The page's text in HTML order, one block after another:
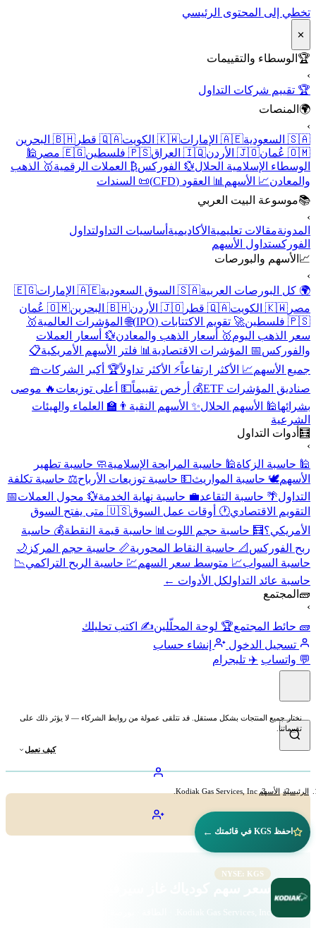
تخطي إلى المحتوى الرئيسي
✕
🏆الوسطاء والتقييمات
🏆 تقييم شركات التداول
🌍المنصات
🇸🇦 السعودية
🇦🇪 الإمارات 🇰🇼 الكويت 🇶🇦 قطر
🇧🇭 البحرين
🇴🇲 عُمان
🇯🇴 الأردن 🇮🇶 العراق 🇵🇸 فلسطين 🇪🇬 مصر
🕌
الوسطاء الإسلامية الحلال 💱 الفوركس ₿ العملات الرقمية🥇 الذهب
والمعادن📈 الأسهم📊 العقود (CFD)
📜 السندات
📚موسوعة البيت العربي
المدونةمقالات تعليميةالأكاديميةأساسيات التداولتداول
الفوركستداول الأسهم
📈الأسهم والبورصات
🌍 كل البورصات العربية🇸🇦 السوق السعودية 🇦🇪 الإمارات
🇪🇬
مصر 🇰🇼 الكويت 🇶🇦 قطر 🇯🇴 الأردن 🇧🇭 البحرين
🇴🇲 عُمان
🇵🇸 فلسطين
🚀 تقويم الاكتتابات (IPO) 🌐 المؤشرات العالمية🥇
سعر الذهب اليوم🥇 أسعار الذهب والمعادن💱 أسعار العملات
والفوركس 📅 المؤشرات الاقتصادية📊 فلتر الأسهم الأمريكية📋
جميع الأسهم📈 الأكثر ارتفاعاً⚡ الأكثر تداولاً🏆 أكبر الشركات🧺
صناديق المؤشرات ETF
💰 أرخص تقييماً💵 أعلى توزيعات🔥 موصى
بشرائها🕌 الأسهم الحلال ✨ الأسهم النقية👨‍🏫 العلماء والهيئات
الشرعية
🧮أدوات التداول
🕌 حاسبة الزكاة🕌 حاسبة المرابحة الإسلامية🧼 حاسبة تطهير
الأسهم🕊️ حاسبة المواريث💵 حاسبة توزيعات الأرباح⚖️ حاسبة تكلفة
التداول 🌴 حاسبة التقاعد💼 حاسبة نهاية الخدمة💱 محول العملات📅
التقويم الاقتصادي🕐 أوقات عمل السوق
🇺🇸 متى يفتح السوق
الأمريكي؟🧮 حاسبة حجم اللوت📊 حاسبة قيمة النقطة💰 حاسبة
ربح الفوركس 📐 حاسبة النقاط المحورية📏 حاسبة حجم المركز 🌙
حاسبة السواب📈 متوسط سعر السهم💹 حاسبة الربح التراكمي 📉
حاسبة عائد التداولكل الأدوات ←
🧱المجتمع
🧱 حائط المجتمع🏆 لوحة المحلّلين✍️ اكتب تحليلك
تسجيل الدخول
إنشاء حساب
💬 واتساب ✈️ تليجرام
نختار جميع المنتجات بشكل مستقل. قد نتلقى عمولة من روابط الشركاء — لا يؤثر ذلك على
تقييماتنا.
كيف نعمل
الرئيسية الأسهم Kodiak Gas Services, Inc.
احفظ KGS في قائمتك ←
NYSE: KGS
سعر سهم كودياك غاز سيرفيسز (KGS)
Kodiak Gas Services, Inc. · الطاقة · بورصة نيويورك